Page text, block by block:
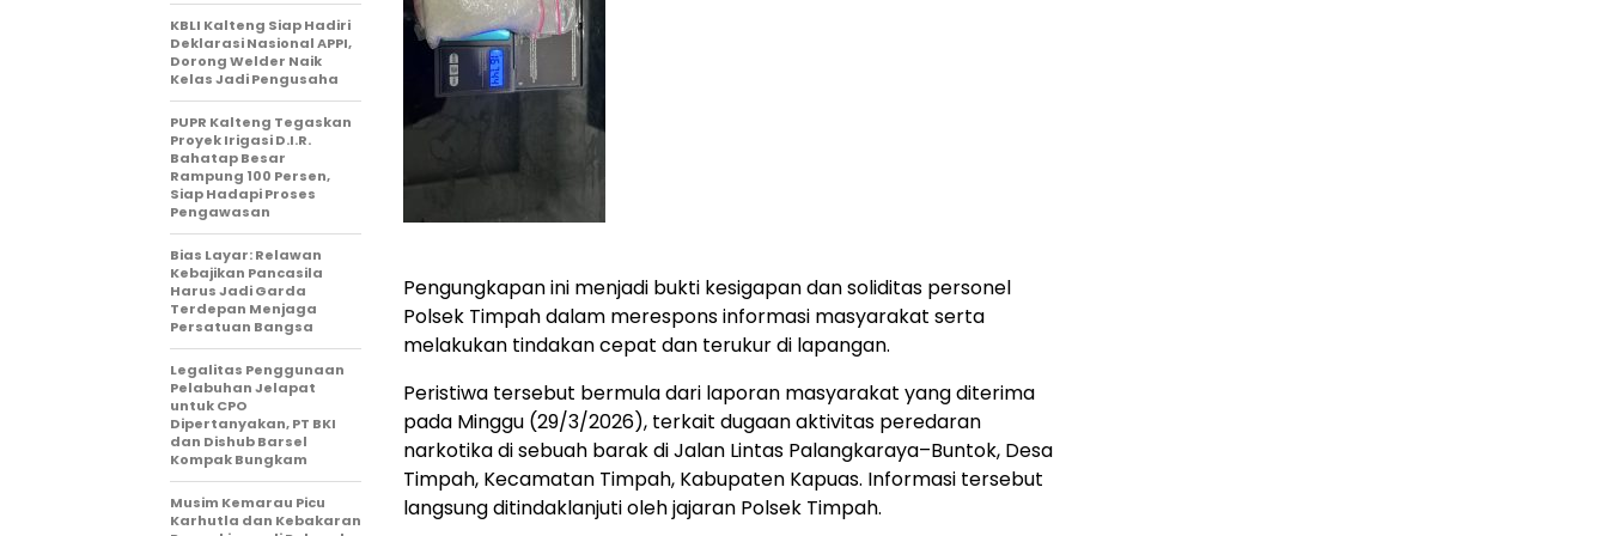
Pengungkapan ini menjadi bukti kesigapan dan soliditas personel
Polsek Timpah dalam merespons informasi masyarakat serta
melakukan tindakan cepat dan terukur di lapangan.
Peristiwa tersebut bermula dari laporan masyarakat yang diterima
pada Minggu (29/3/2026), terkait dugaan aktivitas peredaran
narkotika di sebuah barak di Jalan Lintas Palangkaraya–Buntok, Desa
Timpah, Kecamatan Timpah, Kabupaten Kapuas. Informasi tersebut
langsung ditindaklanjuti oleh jajaran Polsek Timpah.
KBLI Kalteng Siap Hadiri
Deklarasi Nasional APPI,
Dorong Welder Naik
Kelas Jadi Pengusaha
PUPR Kalteng Tegaskan
Proyek Irigasi D.I.R.
Bahatap Besar
Rampung 100 Persen,
Siap Hadapi Proses
Pengawasan
Bias Layar: Relawan
Kebajikan Pancasila
Harus Jadi Garda
Terdepan Menjaga
Persatuan Bangsa
Legalitas Penggunaan
Pelabuhan Jelapat
untuk CPO
Dipertanyakan, PT BKI
dan Dishub Barsel
Kompak Bungkam
Musim Kemarau Picu
Karhutla dan Kebakaran